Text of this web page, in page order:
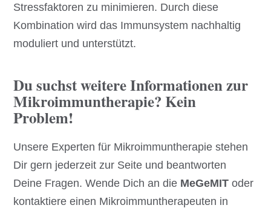
Stressfaktoren zu minimieren. Durch diese
Kombination wird das Immunsystem nachhaltig
moduliert und unterstützt.
Du suchst weitere Informationen zur
Mikroimmuntherapie? Kein
Problem!
Unsere Experten für Mikroimmuntherapie stehen
Dir gern jederzeit zur Seite und beantworten
Deine Fragen. Wende Dich an die MeGeMIT oder
kontaktiere einen Mikroimmuntherapeuten in